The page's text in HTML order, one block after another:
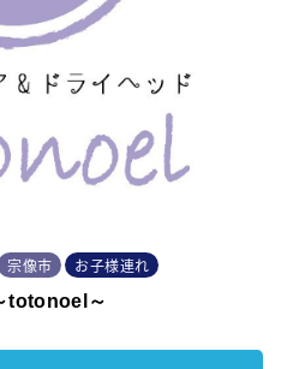
宗像市
お子様連れ
totonoel～